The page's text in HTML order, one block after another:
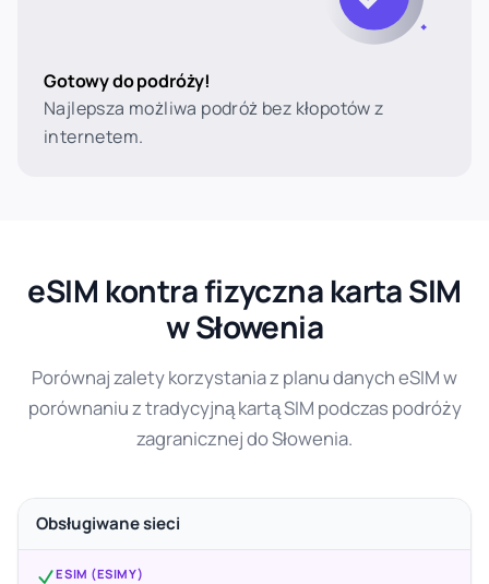
Gotowy do podróży!
Najlepsza możliwa podróż bez kłopotów z
internetem.
eSIM kontra fizyczna karta SIM
w Słowenia
Porównaj zalety korzystania z planu danych eSIM w
porównaniu z tradycyjną kartą SIM podczas podróży
zagranicznej do Słowenia.
Obsługiwane sieci
ESIM (ESIMY)